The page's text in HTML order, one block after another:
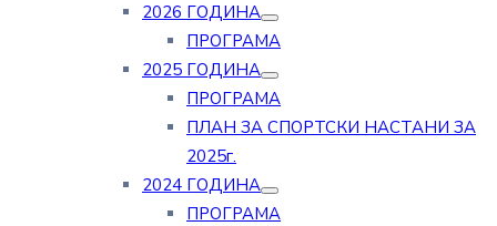
2026 ГОДИНА
ПРОГРАМА
2025 ГОДИНА
ПРОГРАМА
ПЛАН ЗА СПОРТСКИ НАСТАНИ ЗА
2025г.
2024 ГОДИНА
ПРОГРАМА